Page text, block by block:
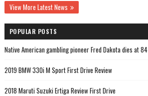
View More Latest News
POPULAR POSTS
Native American gambling pioneer Fred Dakota dies at 84
2019 BMW 330i M Sport First Drive Review
2018 Maruti Suzuki Ertiga Review First Drive